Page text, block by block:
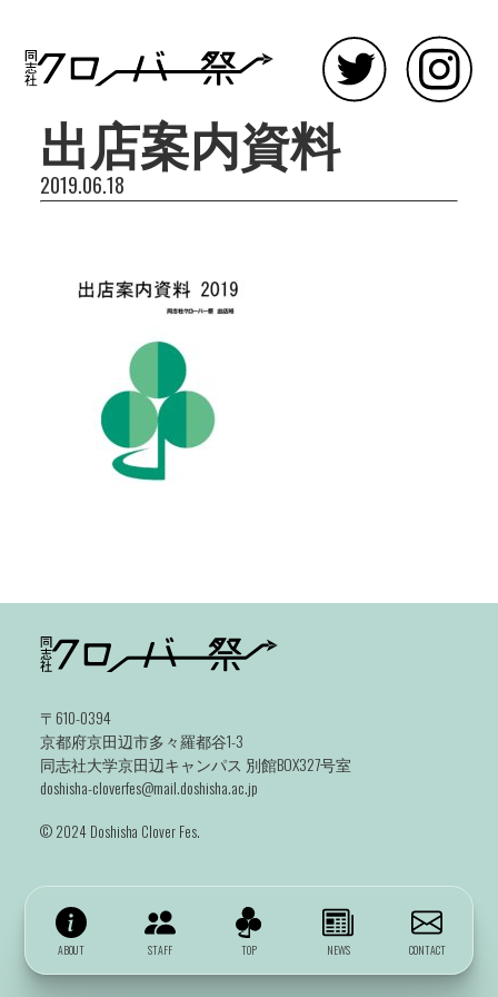
出店案内資料
2019.06.18
ABOUT STAFF TOP NEWS CONTACT
〒610-0394
京都府京田辺市多々羅都谷1-3
同志社大学京田辺キャンパス 別館BOX327号室
doshisha-cloverfes@mail.doshisha.ac.jp
©️ 2024 Doshisha Clover Fes.